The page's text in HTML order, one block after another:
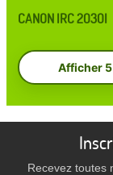
CANON IRC 2030I
Afficher
Recevez toutes